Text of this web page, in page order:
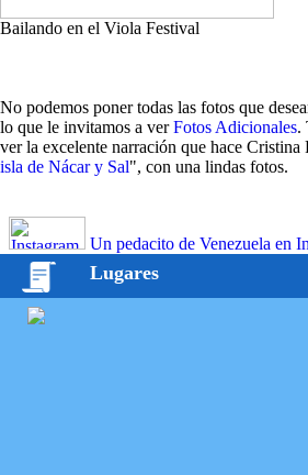
Bailando en el Viola Festival
No podemos poner todas las fotos que
lo que le invitamos a verFotos Adicionales.
ver la excelente narración que hace Cristina
isla de Nácar y Sal", con una lindas fotos.
Un pedacito de Venezuela en
Lugares